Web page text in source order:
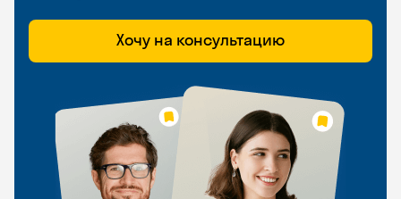
Хочу на консультацию